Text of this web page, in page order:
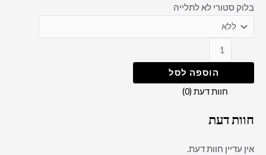
בלוק סטורי לא לתלייה
הוספה לסל
חוות דעת (0)
חוות דעת
אין עדיין חוות דעת.